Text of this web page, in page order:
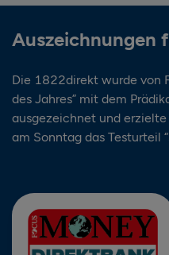
Auszeichnungen
Die 1822direkt wurde von
des Jahres” mit dem
ausgezeichnet und
am Sonntag das Testurteil